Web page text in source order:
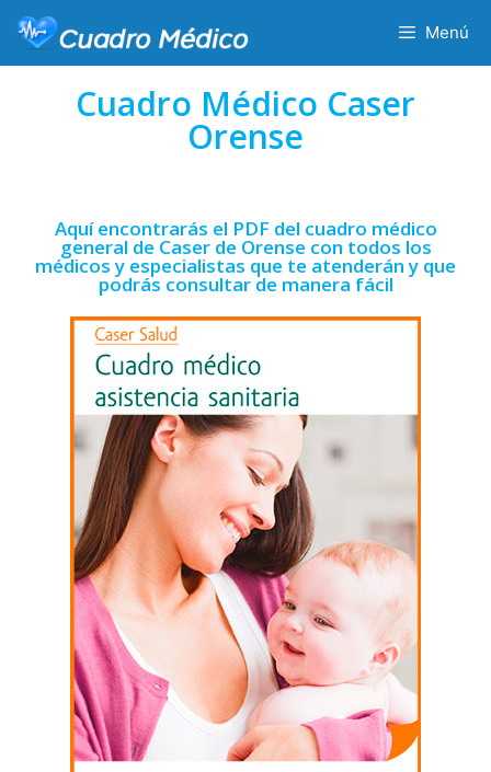
Menú
Cuadro Médico Caser
Orense
Aquí encontrarás el PDF del cuadro médico
general de Caser de Orense con todos los
médicos y especialistas que te atenderán y que
podrás consultar de manera fácil